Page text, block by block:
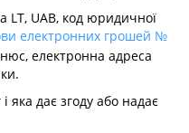
LT, UAB, код юридичної
електронних грошей №
електронна адреса
яка дає згоду або надає